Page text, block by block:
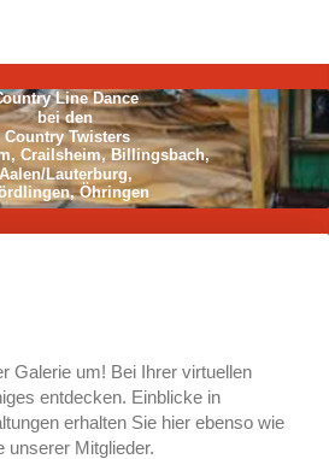
Line Dance
bei den
Country Twisters
Crailsheim, Billingsbach,
Lauterburg,
Öhringen
Galerie um! Bei Ihrer virtuellen
entdecken. Einblicke in
erhalten Sie hier ebenso wie
unserer Mitglieder.